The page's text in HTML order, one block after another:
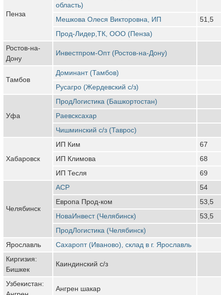
Пенза
область)
Мешкова Олеся Викторовна, ИП
51,5
Прод-Лидер,ТК, ООО (Пенза)
Ростов-на-
Дону
Инвестпром-Опт (Ростов-на-Дону)
Тамбов
Доминант (Тамбов)
Русагро (Жердевский с/з)
Уфа
ПродЛогистика (Башкортостан)
Раевсксахар
Чишминский с/з (Таврос)
Хабаровск
ИП Ким
67
ИП Климова
68
ИП Тесля
69
Челябинск
АСР
54
Европа Прод-ком
53,5
НоваИнвест (Челябинск)
53,5
ПродЛогистика (Челябинск)
Ярославль
Сахаропт (Иваново), склад в г. Ярославль
Киргизия:
Бишкек
Каиндинский с/з
Узбекистан:
Ангрен шакар